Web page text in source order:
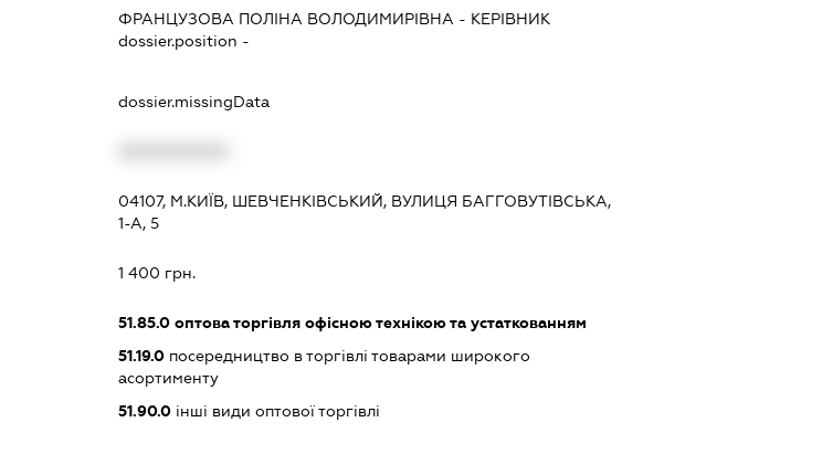
ФРАНЦУЗОВА ПОЛІНА ВОЛОДИМИРІВНА - КЕРІВНИК
dossier.position -
dossier.missingData
04107, М.КИЇВ, ШЕВЧЕНКІВСЬКИЙ, ВУЛИЦЯ БАГГОВУТІВСЬКА,
1-А, 5
1 400 грн.
51.85.0 оптова торгівля офісною технікою та устаткованням
51.19.0 посередництво в торгівлі товарами широкого
асортименту
51.90.0 інші види оптової торгівлі